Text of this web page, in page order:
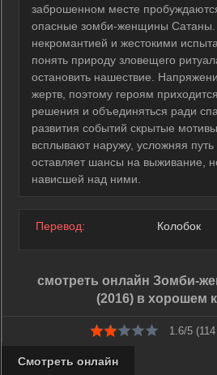
заброшенном месте
опасные зомби-женщины Сатаны.
некромантией и жестокими
понять природу зловещего
остановить нашествие.
жертв, поэтому героям
решения и объединяться ради
развития событий скрытые
всплывают наружу, усложняя
оставляет шансы на выживание,
нависшей над ними.
Перевод: Колобок
смотреть онлайн Зомби-
(2016) в хорошем
1.6/5 (114
Смотреть онлайн